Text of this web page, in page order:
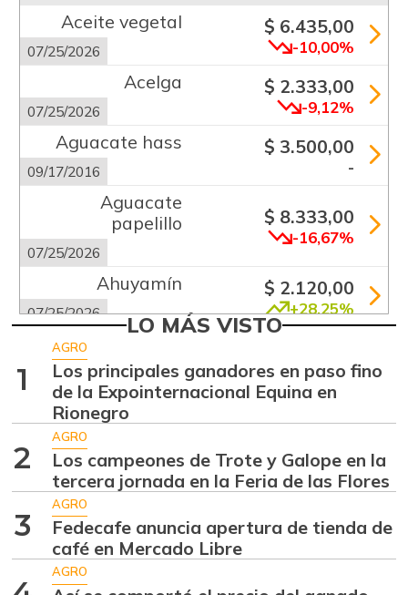
Aceite vegetal
07/25/2026
$ 6.435,00
-10,00%
Acelga
07/25/2026
$ 2.333,00
-9,12%
Aguacate hass
09/17/2016
$ 3.500,00
-
Aguacate
papelillo
07/25/2026
$ 8.333,00
-16,67%
Ahuyamín
07/25/2026
$ 2.120,00
+28,25%
Alas de pollo sin
costillar
07/25/2026
$ 13.333,00
+1,26%
Arracacha
07/25/2026
-0,28%
Arroz de primera
07/25/2026 -0,49%
Bagre rayado
entero fresco
LO MÁS VISTO
1
AGRO
Los principales ganadores en paso fino
de la Expointernacional Equina en
Rionegro
2
AGRO
Los campeones de Trote y Galope en la
tercera jornada en la Feria de las Flores
3
AGRO
Fedecafe anuncia apertura de tienda de
café en Mercado Libre
AGRO